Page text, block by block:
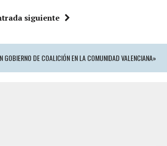
siguiente
GOBIERNO DE COALICIÓN EN LA COMUNIDAD VALENCIANA»